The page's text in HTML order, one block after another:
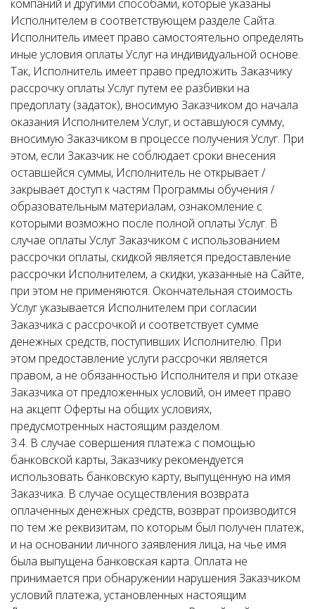
компаний и другими способами, которые указаны
Исполнителем в соответствующем разделе Сайта.
Исполнитель имеет право самостоятельно определять
иные условия оплаты Услуг на индивидуальной основе.
Так, Исполнитель имеет право предложить Заказчику
рассрочку оплаты Услуг путем ее разбивки на
предоплату (задаток), вносимую Заказчиком до начала
оказания Исполнителем Услуг, и оставшуюся сумму,
вносимую Заказчиком в процессе получения Услуг. При
этом, если Заказчик не соблюдает сроки внесения
оставшейся суммы, Исполнитель не открывает /
закрывает доступ к частям Программы обучения /
образовательным материалам, ознакомление с
которыми возможно после полной оплаты Услуг. В
случае оплаты Услуг Заказчиком с использованием
рассрочки оплаты, скидкой является предоставление
рассрочки Исполнителем, а скидки, указанные на Сайте,
при этом не применяются. Окончательная стоимость
Услуг указывается Исполнителем при согласии
Заказчика с рассрочкой и соответствует сумме
денежных средств, поступивших Исполнителю. При
этом предоставление услуги рассрочки является
правом, а не обязанностью Исполнителя и при отказе
Заказчика от предложенных условий, он имеет право
на акцепт Оферты на общих условиях,
предусмотренных настоящим разделом.
3.4. В случае совершения платежа с помощью
банковской карты, Заказчику рекомендуется
использовать банковскую карту, выпущенную на имя
Заказчика. В случае осуществления возврата
оплаченных денежных средств, возврат производится
по тем же реквизитам, по которым был получен платеж,
и на основании личного заявления лица, на чье имя
была выпущена банковская карта. Оплата не
принимается при обнаружении нарушения Заказчиком
условий платежа, установленных настоящим